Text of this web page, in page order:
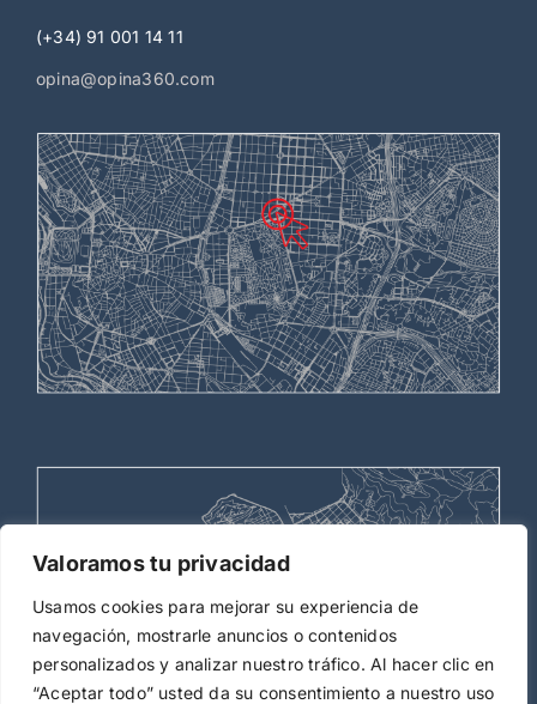
Valoramos tu privacidad
Usamos cookies para mejorar su experiencia de
navegación, mostrarle anuncios o contenidos
personalizados y analizar nuestro tráfico. Al hacer clic en
“Aceptar todo” usted da su consentimiento a nuestro uso
(+34) 91 001 14 11
opina@opina360.com